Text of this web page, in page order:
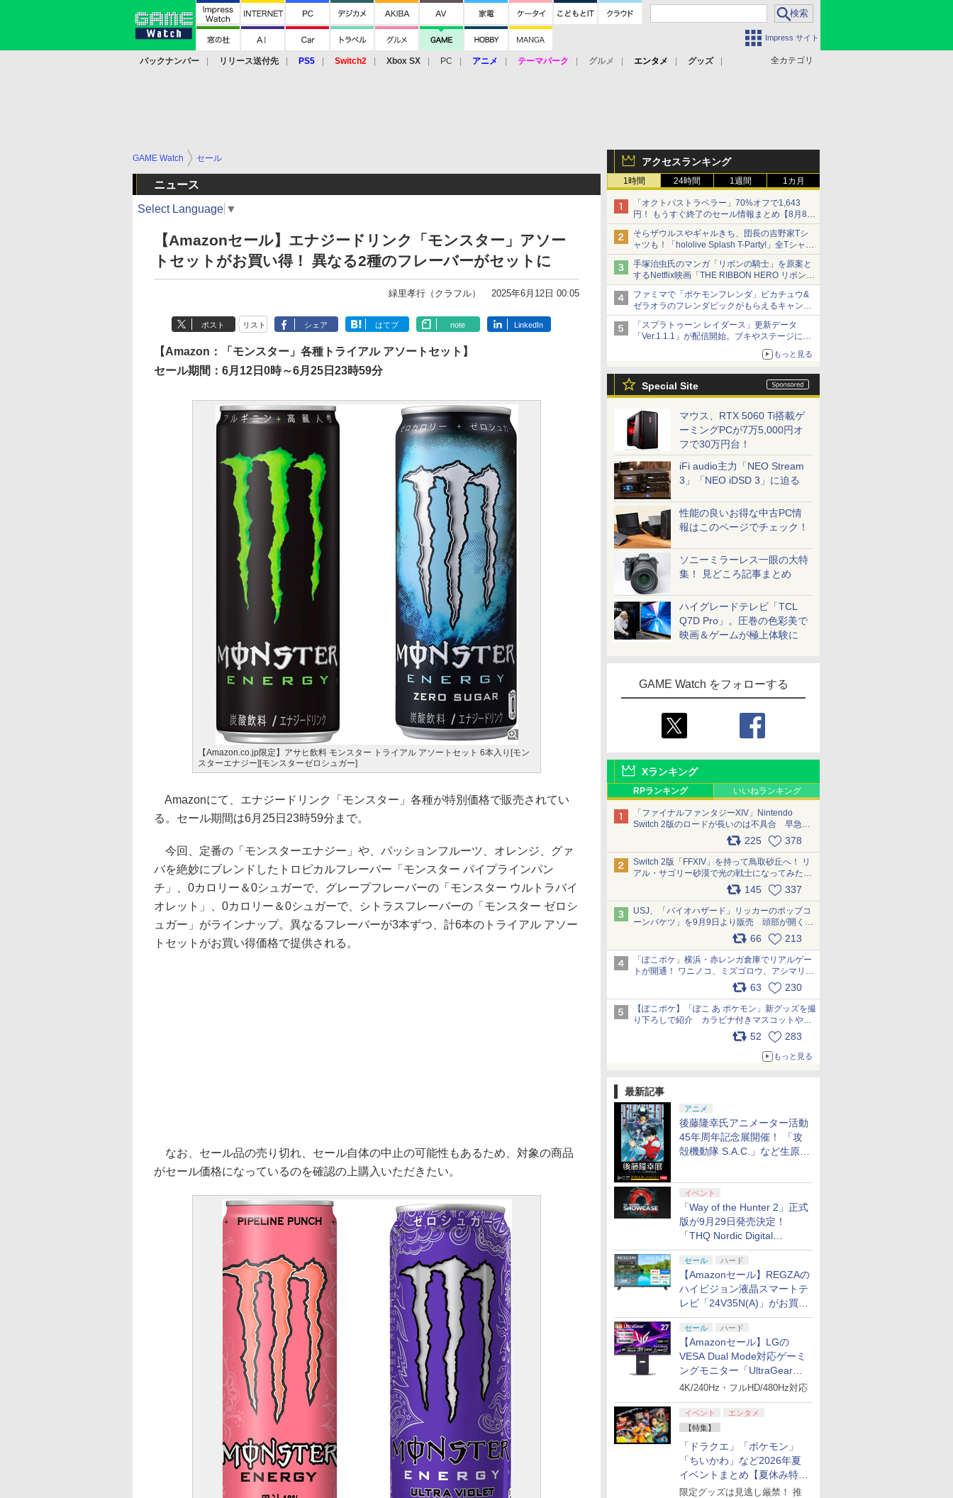
Impress サイト
全カテゴリ
バックナンバー リリース送付先 PS5 Switch2 Xbox SX PC アニメ テーマパーク グルメ エンタメ
グッズ
アクセスランキング
1時間 24時間 1週間 1カ月
「オクトパストラベラー」70%オフで1,643
円！ もうすぐ終了のセール情報まとめ【8月8日
更新】
ニンテンドーeショップでは「大神 絶景版」が
67%オフで990円
そらザウルスやギャルきち、団長の吉野家Tシ
ャツも！「hololive Splash T-Party!」全Tシャツ
ラインナップ公開＆オンライン販売開始
手塚治虫氏のマンガ「リボンの騎士」を原案と
するNetflix映画「THE RIBBON HERO リボンヒ
ーロー」本日配信開始
ファミマで「ポケモンフレンダ」ピカチュウ&
ゼラオラのフレンダピックがもらえるキャンペ
ーン開催！
「スプラトゥーン レイダース」更新データ
「Ver.1.1.1」が配信開始。ブキやステージに関
もっと見る
Special Site
マウス、RTX 5060 Ti搭載ゲ
ーミングPCが7万5,000円オ
フで30万円台！
iFi audio主力「NEO Stream
3」「NEO iDSD 3」に迫る
性能の良いお得な中古PC情
報はこのページでチェック！
ソニーミラーレス一眼の大特
集！ 見どころ記事まとめ
ハイグレードテレビ「TCL
Q7D Pro」。圧巻の色彩美で
映画＆ゲームが極上体験に
GAME Watch をフォローする
Xランキング
RPランキング いいねランキング
「ファイナルファンタジーXIV」Nintendo
Switch 2版のロードが長いのは不具合 早急に
アップデートできるよう対応中225 378
Switch 2版「FFXIV」を持って鳥取砂丘へ！ リ
アル・サゴリー砂漠で光の戦士になってみた
145 337
USJ、「バイオハザード」リッカーのポップコ
ーンバケツ」を9月9日より販売 頭部が開く仕
組み。味は恐怖を堪のう「味噌フレーバー」
66 213
「ぽこポケ」横浜・赤レンガ倉庫でリアルゲー
トが開通！ ワニノコ、ミズゴロウ、アシマリ登
場シーンをレポート pic.x.com/LDgEByVl6D
63 230
【ぽこポケ】「ぽこ あ ポケモン」新グッズを撮
り下ろしで紹介 カラビナ付きマスコットやス
52 283
もっと見る
最新記事
アニメ
後藤隆幸氏アニメーター活動
45年周年記念展開催！ 「攻
殻機動隊 S.A.C.」など生原
イベント
「Way of the Hunter 2」正式
版が9月29日発売決定！
「THQ Nordic Digital
Showcase 2026」まとめ
セール ハード
【Amazonセール】REGZAの
ハイビジョン液晶スマートテ
レビ「24V35N(A)」がお買い
得！
セール ハード
【Amazonセール】LGの
VESA Dual Mode対応ゲーミ
ングモニター「UltraGear
27G850A-B」がお買い得！
4K/240Hz・フルHD/480Hz対応
イベント
エンタメ
【特集】
「ドラクエ」「ポケモン」
「ちいかわ」など2026年夏
イベントまとめ【夏休み特
集】
限定グッズは見逃し厳禁！ 推
GAME Watch セール
ニュース
Select Language ▼
【Amazonセール】エナジードリンク「モンスター」アソー
トセットがお買い得！ 異なる2種のフレーバーがセットに
緑里孝行（クラフル） 2025年6月12日 00:05
ポスト リスト シェア はてブ note LinkedIn
【Amazon：「モンスター」各種トライアル アソートセット】
セール期間：6月12日0時～6月25日23時59分
【Amazon.co.jp限定】アサヒ飲料 モンスター トライアル アソートセット 6本入り[モン
スターエナジー][モンスターゼロシュガー]
Amazonにて、エナジードリンク「モンスター」各種が特別価格で販売されてい
る。セール期間は6月25日23時59分まで。
今回、定番の「モンスターエナジー」や、パッションフルーツ、オレンジ、グァ
バを絶妙にブレンドしたトロピカルフレーバー「モンスター パイプラインパン
チ」、0カロリー＆0シュガーで、グレープフレーバーの「モンスター ウルトラバイ
オレット」、0カロリー＆0シュガーで、シトラスフレーバーの「モンスター ゼロシ
ュガー」がラインナップ。異なるフレーバーが3本ずつ、計6本のトライアル アソー
トセットがお買い得価格で提供される。
なお、セール品の売り切れ、セール自体の中止の可能性もあるため、対象の商品
がセール価格になっているのを確認の上購入いただきたい。